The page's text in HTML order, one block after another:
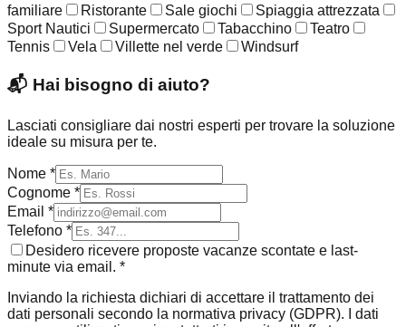
familiare
Ristorante Sale giochi
Spiaggia attrezzata
Sport Nautici
Supermercato Tabacchino
Teatro
Tennis
Vela Villette nel verde Windsurf
📬 Hai bisogno di aiuto?
Lasciati consigliare dai nostri esperti per trovare la soluzione
ideale su misura per te.
Nome *
Cognome *
Email *
Telefono *
Desidero ricevere proposte vacanze scontate e last-
minute via email. *
Inviando la richiesta dichiari di accettare il trattamento dei
dati personali secondo la normativa privacy (GDPR). I dati